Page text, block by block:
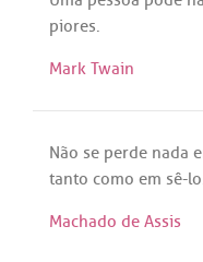
piores.
Mark Twain
Não se perde nada
tanto como em sê-lo
Machado de Assis